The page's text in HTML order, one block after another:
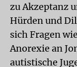
zu Akzeptanz
Hürden und
sich Fragen
Anorexie an
autistische